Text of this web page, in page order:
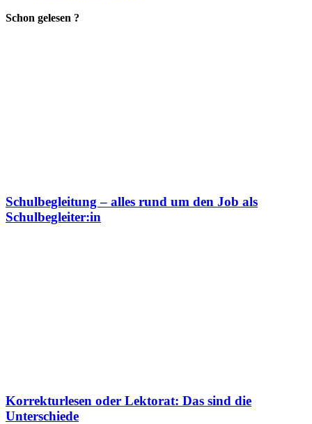
Schon gelesen ?
Schulbegleitung – alles rund um den Job als
Schulbegleiter:in
Korrekturlesen oder Lektorat: Das sind die
Unterschiede